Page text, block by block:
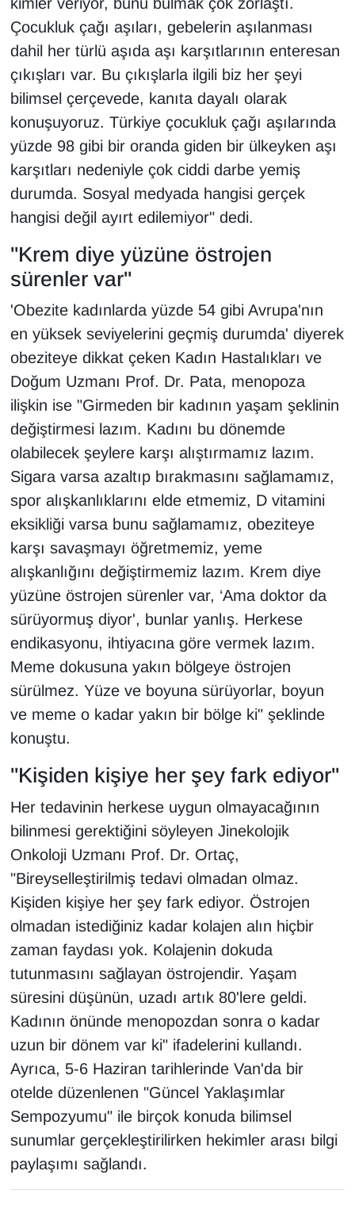
Çocukluk çağı aşıları, gebelerin aşılanması
dahil her türlü aşıda aşı karşıtlarının enteresan
çıkışları var. Bu çıkışlarla ilgili biz her şeyi
bilimsel çerçevede, kanıta dayalı olarak
konuşuyoruz. Türkiye çocukluk çağı aşılarında
yüzde 98 gibi bir oranda giden bir ülkeyken aşı
karşıtları nedeniyle çok ciddi darbe yemiş
durumda. Sosyal medyada hangisi gerçek
hangisi değil ayırt edilemiyor" dedi.
"Krem diye yüzüne östrojen
sürenler var"
'Obezite kadınlarda yüzde 54 gibi Avrupa'nın
en yüksek seviyelerini geçmiş durumda' diyerek
obeziteye dikkat çeken Kadın Hastalıkları ve
Doğum Uzmanı Prof. Dr. Pata, menopoza
ilişkin ise "Girmeden bir kadının yaşam şeklinin
değiştirmesi lazım. Kadını bu dönemde
olabilecek şeylere karşı alıştırmamız lazım.
Sigara varsa azaltıp bırakmasını sağlamamız,
spor alışkanlıklarını elde etmemiz, D vitamini
eksikliği varsa bunu sağlamamız, obeziteye
karşı savaşmayı öğretmemiz, yeme
alışkanlığını değiştirmemiz lazım. Krem diye
yüzüne östrojen sürenler var, ‘Ama doktor da
sürüyormuş diyor', bunlar yanlış. Herkese
endikasyonu, ihtiyacına göre vermek lazım.
Meme dokusuna yakın bölgeye östrojen
sürülmez. Yüze ve boyuna sürüyorlar, boyun
ve meme o kadar yakın bir bölge ki" şeklinde
konuştu.
"Kişiden kişiye her şey fark ediyor"
Her tedavinin herkese uygun olmayacağının
bilinmesi gerektiğini söyleyen Jinekolojik
Onkoloji Uzmanı Prof. Dr. Ortaç,
"Bireyselleştirilmiş tedavi olmadan olmaz.
Kişiden kişiye her şey fark ediyor. Östrojen
olmadan istediğiniz kadar kolajen alın hiçbir
zaman faydası yok. Kolajenin dokuda
tutunmasını sağlayan östrojendir. Yaşam
süresini düşünün, uzadı artık 80'lere geldi.
Kadının önünde menopozdan sonra o kadar
uzun bir dönem var ki" ifadelerini kullandı.
Ayrıca, 5-6 Haziran tarihlerinde Van'da bir
otelde düzenlenen "Güncel Yaklaşımlar
Sempozyumu" ile birçok konuda bilimsel
sunumlar gerçekleştirilirken hekimler arası bilgi
paylaşımı sağlandı.